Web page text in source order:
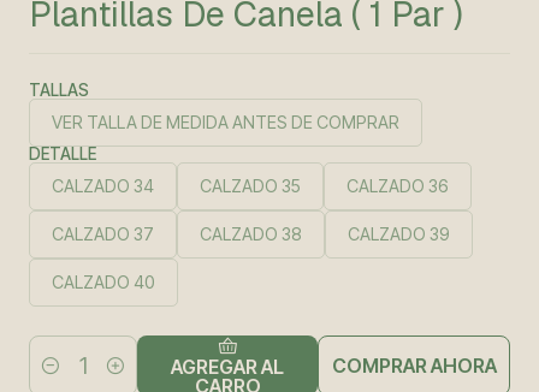
Plantillas De Canela ( 1 Par )
TALLAS
VER TALLA DE MEDIDA ANTES DE COMPRAR
DETALLE
CALZADO 34 CALZADO 35 CALZADO 36
CALZADO 37 CALZADO 38 CALZADO 39
CALZADO 40
Cantidad
AGREGAR AL
CARRO
COMPRAR AHORA